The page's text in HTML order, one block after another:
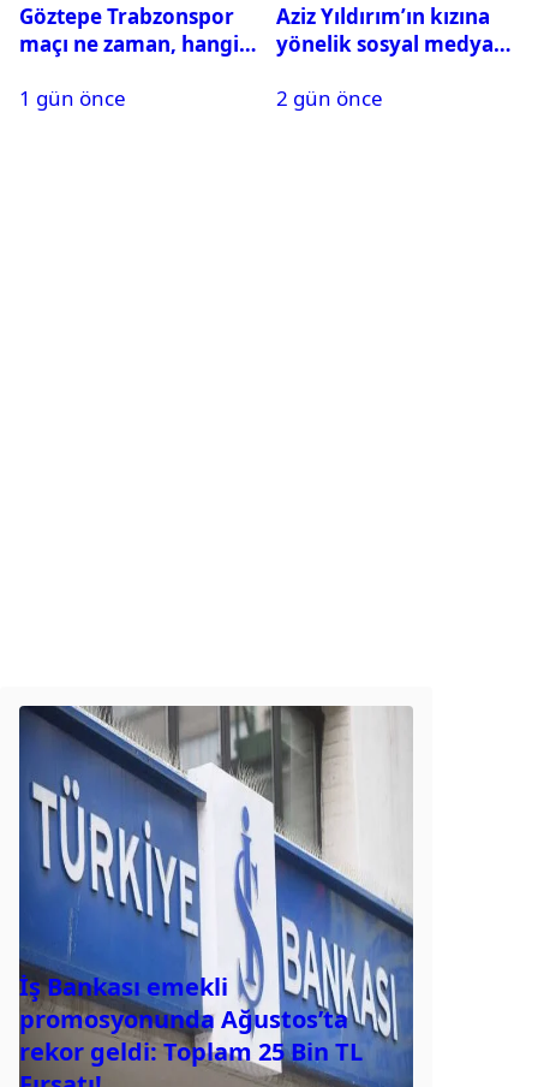
Göztepe Trabzonspor
maçı ne zaman, hangi
oynayacak mı?
1 gün önce
Aziz Yıldırım’ın kızına
yönelik sosyal medya
hakkında karar çıktı
2 gün önce
İş Bankası emekli
promosyonunda Ağustos’ta
rekor geldi: Toplam 25 Bin TL